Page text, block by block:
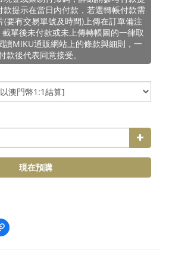
提示在當日內付款，若選轉帳付款需
(要有交易單號及時間)上傳在訂單備注
單後未付款或未上傳轉帳圖的一律取
讀MIKU通販網站上的條款與細則，一
款後代表同意接受。
現在預購